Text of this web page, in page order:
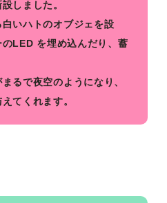
しました。
いハトのオブジェを設
LED を埋め込んだり、蓄
るで夜空のようになり、
てくれます。